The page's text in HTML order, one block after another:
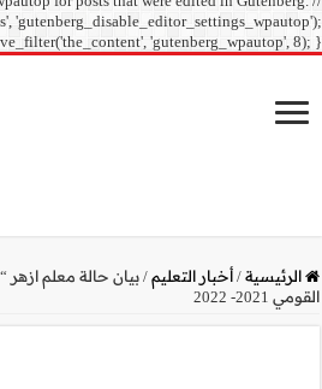
//
أحوال معلم”بالرقم